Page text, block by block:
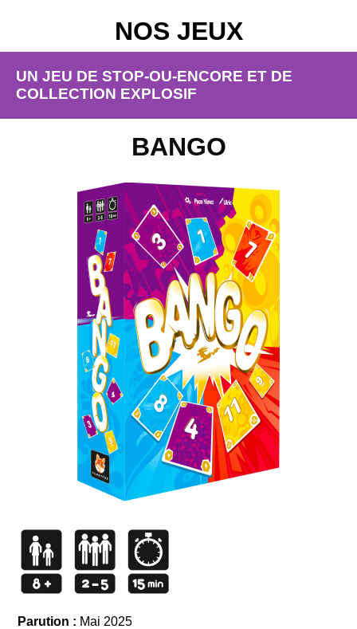
NOS JEUX
UN JEU DE STOP-OU-ENCORE ET DE
COLLECTION EXPLOSIF
BANGO
Parution : Mai 2025